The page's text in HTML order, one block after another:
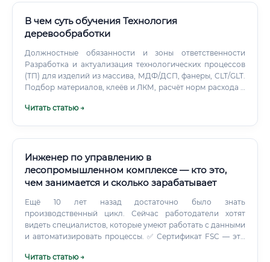
В чем суть обучения Технология
деревообработки
Должностные обязанности и зоны ответственности
Разработка и актуализация технологических процессов
(ТП) для изделий из массива, МДФ/ДСП, фанеры, CLT/GLT.
Подбор материалов, клеёв и ЛКМ, расчёт норм расхода и
(CAD/CAM), шаблонов и оснастки.
Читать статью →
Инженер по управлению в
лесопромышленном комплексе — кто это,
чем занимается и сколько зарабатывает
Ещё 10 лет назад достаточно было знать
производственный цикл. Сейчас работодатели хотят
видеть специалистов, которые умеют работать с данными
и автоматизировать процессы. ✅ Сертификат FSC — это
Читать статью →